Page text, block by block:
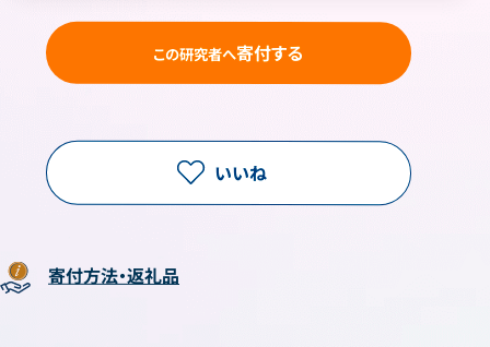
この研究者へ寄付する
いいね
寄付方法・返礼品